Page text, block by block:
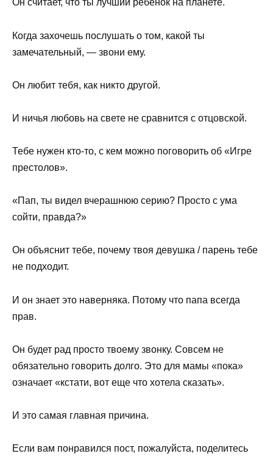
Он считает, что ты лучший ребенок на планете.
Когда захочешь послушать о том, какой ты
замечательный, — звони ему.
Он любит тебя, как никто другой.
И ничья любовь на свете не сравнится с отцовской.
Тебе нужен кто-то, с кем можно поговорить об «Игре
престолов».
«Пап, ты видел вчерашнюю серию? Просто с ума
сойти, правда?»
Он объяснит тебе, почему твоя девушка / парень тебе
не подходит.
И он знает это наверняка. Потому что папа всегда
прав.
Он будет рад просто твоему звонку. Совсем не
обязательно говорить долго. Это для мамы «пока»
означает «кстати, вот еще что хотела сказать».
И это самая главная причина.
Если вам понравился пост, пожалуйста, поделитесь